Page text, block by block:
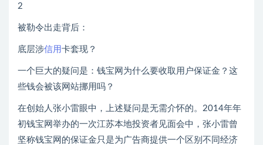
2
被勒令出走背后：
底层涉信用卡套现？
一个巨大的疑问是：钱宝网为什么要收取用户保证金？这
些钱会被该网站挪用吗？
在创始人张小雷眼中，上述疑问是无需介怀的。2014年年
初钱宝网举办的一次江苏本地投资者见面会中，张小雷曾
坚称钱宝网的保证金只是为广告商提供一个区别不同经济